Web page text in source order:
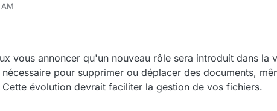
ont été réalisées avec cet identifiant.
vous annoncer qu'un nouveau rôle sera introduit dans la
pour supprimer ou déplacer des documents,
évolution devrait faciliter la gestion de vos fichiers.